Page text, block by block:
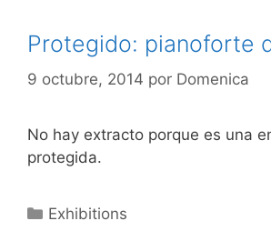
Protegido: pianoforte
9 octubre, 2014 por Domenica
No hay extracto porque es una
protegida.
Categorías
Exhibitions